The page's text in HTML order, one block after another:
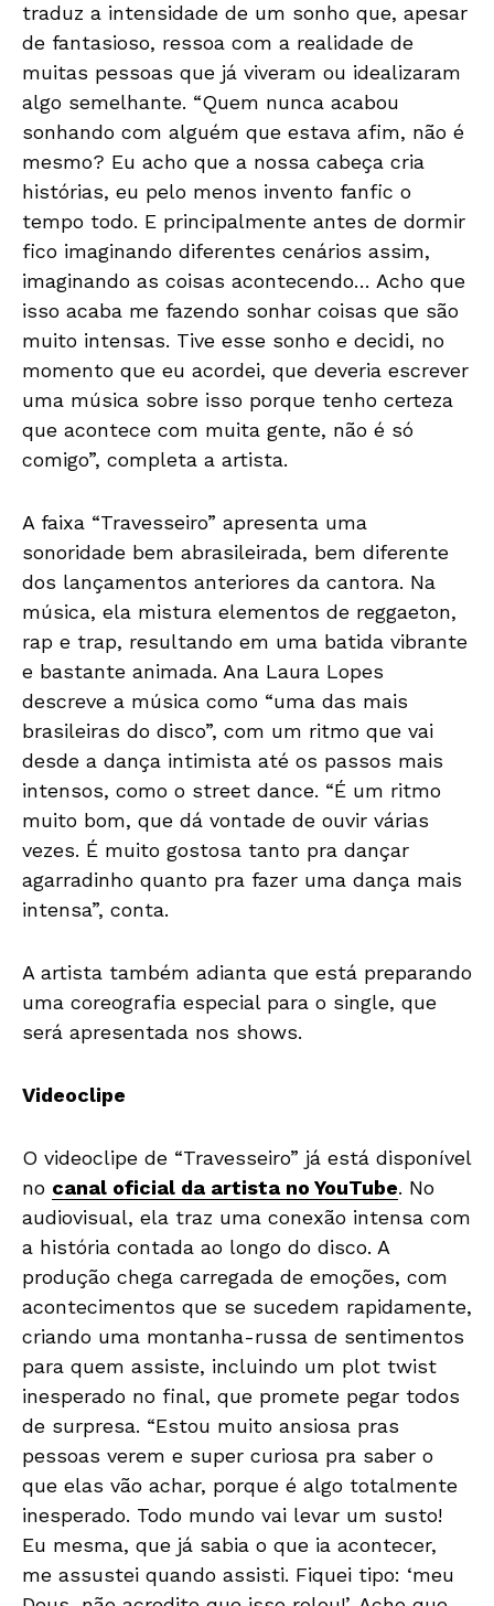
traduz a intensidade de um sonho que, apesar
de fantasioso, ressoa com a realidade de
muitas pessoas que já viveram ou idealizaram
algo semelhante. “Quem nunca acabou
sonhando com alguém que estava afim, não é
mesmo? Eu acho que a nossa cabeça cria
histórias, eu pelo menos invento fanfic o
tempo todo. E principalmente antes de dormir
fico imaginando diferentes cenários assim,
imaginando as coisas acontecendo… Acho que
isso acaba me fazendo sonhar coisas que são
muito intensas. Tive esse sonho e decidi, no
momento que eu acordei, que deveria escrever
uma música sobre isso porque tenho certeza
que acontece com muita gente, não é só
comigo”, completa a artista.
A faixa “Travesseiro” apresenta uma
sonoridade bem abrasileirada, bem diferente
dos lançamentos anteriores da cantora. Na
música, ela mistura elementos de reggaeton,
rap e trap, resultando em uma batida vibrante
e bastante animada. Ana Laura Lopes
descreve a música como “uma das mais
brasileiras do disco”, com um ritmo que vai
desde a dança intimista até os passos mais
intensos, como o street dance. “É um ritmo
muito bom, que dá vontade de ouvir várias
vezes. É muito gostosa tanto pra dançar
agarradinho quanto pra fazer uma dança mais
intensa”, conta.
A artista também adianta que está preparando
uma coreografia especial para o single, que
será apresentada nos shows.
Videoclipe
O videoclipe de “Travesseiro” já está disponível
no canal oficial da artista no YouTube. No
audiovisual, ela traz uma conexão intensa com
a história contada ao longo do disco. A
produção chega carregada de emoções, com
acontecimentos que se sucedem rapidamente,
criando uma montanha-russa de sentimentos
para quem assiste, incluindo um plot twist
inesperado no final, que promete pegar todos
de surpresa. “Estou muito ansiosa pras
pessoas verem e super curiosa pra saber o
que elas vão achar, porque é algo totalmente
inesperado. Todo mundo vai levar um susto!
Eu mesma, que já sabia o que ia acontecer,
me assustei quando assisti. Fiquei tipo: ‘meu